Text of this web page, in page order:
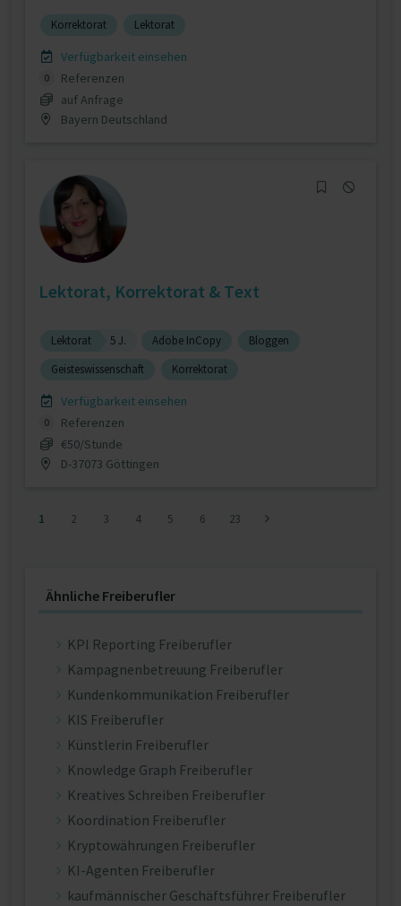
Korrektorat Lektorat
Verfügbarkeit einsehen
0
Referenzen
auf Anfrage
Bayern Deutschland
Lektorat, Korrektorat & Text
Lektorat 5 J. Adobe InCopy
Bloggen
Geisteswissenschaft
Korrektorat
Verfügbarkeit einsehen
0
Referenzen
€50/Stunde
D-37073 Göttingen
1 2 3 4 5 6 23
Ähnliche Freiberufler
KPI Reporting Freiberufler
Kampagnenbetreuung Freiberufler
Kundenkommunikation Freiberufler
KIS Freiberufler
Künstlerin Freiberufler
Knowledge Graph Freiberufler
Kreatives Schreiben Freiberufler
Koordination Freiberufler
Kryptowährungen Freiberufler
KI-Agenten Freiberufler
kaufmännischer Geschäftsführer Freiberufler